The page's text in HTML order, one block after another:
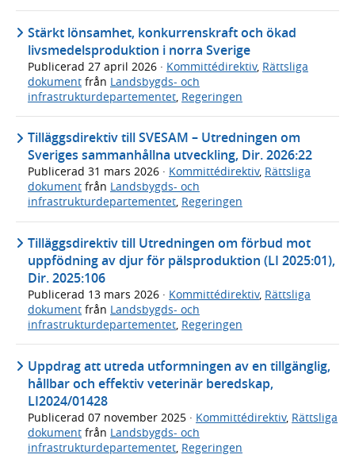
Stärkt lönsamhet, konkurrenskraft och ökad
livsmedelsproduktion i norra Sverige
Publicerad 27 april 2026 · Kommittédirektiv, Rättsliga
dokument från Landsbygds- och
infrastrukturdepartementet, Regeringen
Tilläggsdirektiv till SVESAM – Utredningen om
Sveriges sammanhållna utveckling, Dir. 2026:22
Publicerad 31 mars 2026 · Kommittédirektiv, Rättsliga
dokument från Landsbygds- och
infrastrukturdepartementet, Regeringen
Tilläggsdirektiv till Utredningen om förbud mot
uppfödning av djur för pälsproduktion (LI 2025:01),
Dir. 2025:106
Publicerad 13 mars 2026 · Kommittédirektiv, Rättsliga
dokument från Landsbygds- och
infrastrukturdepartementet, Regeringen
Uppdrag att utreda utformningen av en tillgänglig,
hållbar och effektiv veterinär beredskap,
LI2024/01428
Publicerad 07 november 2025 · Kommittédirektiv, Rättsliga
dokument från Landsbygds- och
infrastrukturdepartementet Regeringen